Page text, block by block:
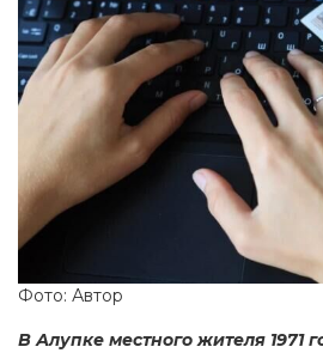
Фото: Автор
В Алупке местного жителя 1971